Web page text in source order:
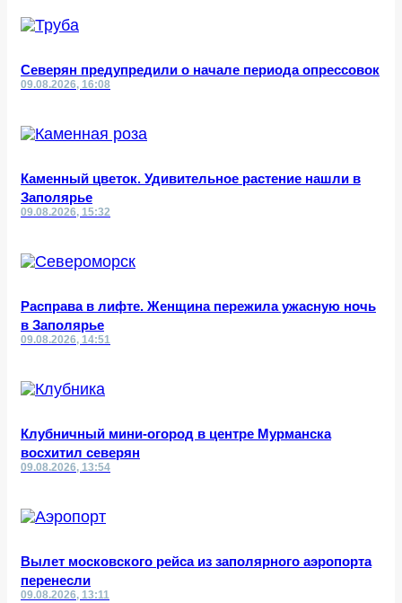
Северян предупредили о начале периода опрессовок
09.08.2026, 16:08
Каменный цветок. Удивительное растение нашли в
Заполярье
09.08.2026, 15:32
Расправа в лифте. Женщина пережила ужасную ночь
в Заполярье
09.08.2026, 14:51
Клубничный мини-огород в центре Мурманска
восхитил северян
09.08.2026, 13:54
Вылет московского рейса из заполярного аэропорта
перенесли
09.08.2026, 13:11